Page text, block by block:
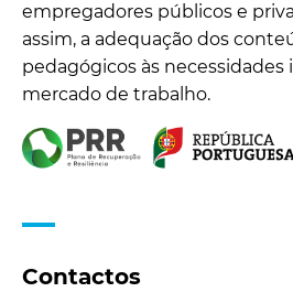
empregadores públicos e
assim, a adequação dos
pedagógicos às
mercado de trabalho.
Contactos